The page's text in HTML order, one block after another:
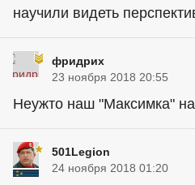
научили видеть
фридрих
23 ноября 2018 20:55
Неужто наш "Максимка"
501Legion
24 ноября 2018 01:20